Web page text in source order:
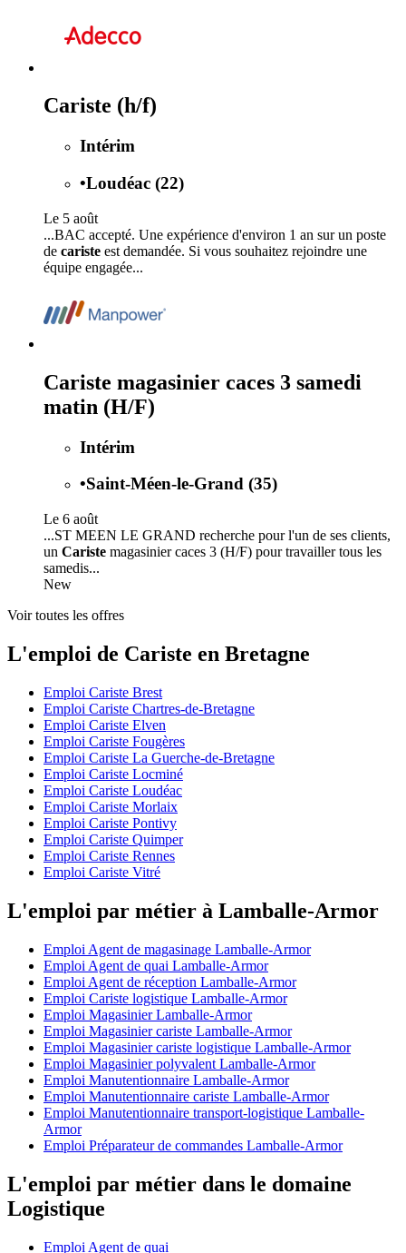
Cariste (h/f)
Intérim
•Loudéac (22)
Le 5 août
...BAC accepté. Une expérience d'environ 1 an sur un poste
de cariste est demandée. Si vous souhaitez rejoindre une
équipe engagée...
Cariste magasinier caces 3 samedi
matin (H/F)
Intérim
•Saint-Méen-le-Grand (35)
Le 6 août
...ST MEEN LE GRAND recherche pour l'un de ses clients,
un Cariste magasinier caces 3 (H/F) pour travailler tous les
samedis...
New
Voir toutes les offres
L'emploi de Cariste en Bretagne
Emploi Cariste Brest
Emploi Cariste Chartres-de-Bretagne
Emploi Cariste Elven
Emploi Cariste Fougères
Emploi Cariste La Guerche-de-Bretagne
Emploi Cariste Locminé
Emploi Cariste Loudéac
Emploi Cariste Morlaix
Emploi Cariste Pontivy
Emploi Cariste Quimper
Emploi Cariste Rennes
Emploi Cariste Vitré
L'emploi par métier à Lamballe-Armor
Emploi Agent de magasinage Lamballe-Armor
Emploi Agent de quai Lamballe-Armor
Emploi Agent de réception Lamballe-Armor
Emploi Cariste logistique Lamballe-Armor
Emploi Magasinier Lamballe-Armor
Emploi Magasinier cariste Lamballe-Armor
Emploi Magasinier cariste logistique Lamballe-Armor
Emploi Magasinier polyvalent Lamballe-Armor
Emploi Manutentionnaire Lamballe-Armor
Emploi Manutentionnaire cariste Lamballe-Armor
Emploi Manutentionnaire transport-logistique Lamballe-
Armor
Emploi Préparateur de commandes Lamballe-Armor
L'emploi par métier dans le domaine
Logistique
Emploi Agent de quai